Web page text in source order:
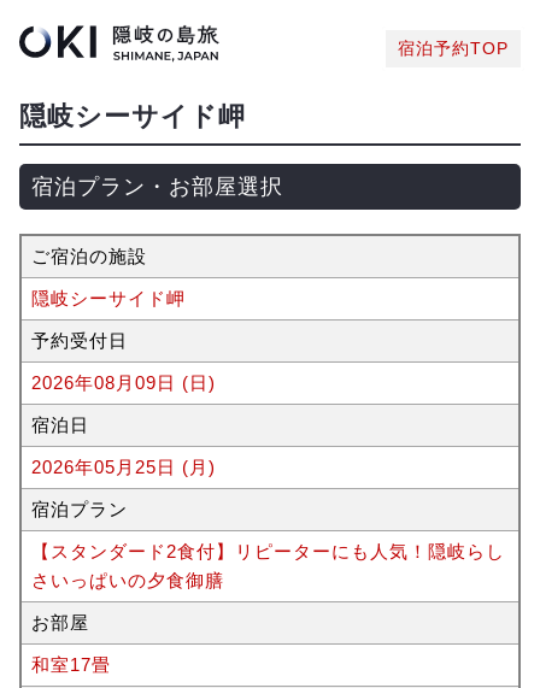
宿泊予約TOP
隠岐シーサイド岬
宿泊プラン・お部屋選択
ご宿泊の施設
隠岐シーサイド岬
予約受付日
2026年08月09日 (日)
宿泊日
2026年05月25日 (月)
宿泊プラン
【スタンダード2食付】リピーターにも人気！隠岐らし
さいっぱいの夕食御膳
お部屋
和室17畳